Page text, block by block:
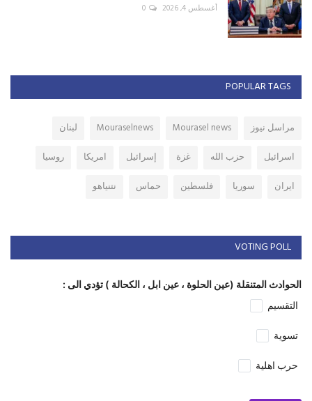
أغسطس 4, 2026 0
POPULAR TAGS
مراسل نيوز Mourasel news
Mouraselnews
لبنان
اسرائيل
حزب الله غزة إسرائيل امريكا
روسيا
ايران
سوريا فلسطين حماس نتنياهو
VOTING POLL
الحوادث المتنقلة (عين الحلوة ، عين ابل ، الكحالة ) تؤدي الى :
التقسيم
تسوية
حرب اهلية